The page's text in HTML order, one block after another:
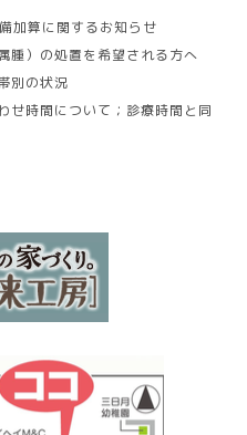
加算に関するお知らせ
腫）の処置を希望される方へ
別の状況
せ時間について；診療時間と同